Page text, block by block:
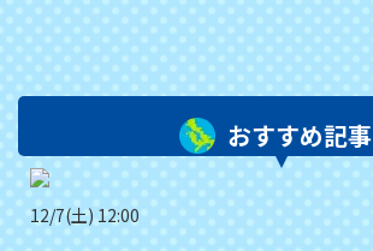
おすすめ記事
12/7(土) 12:00